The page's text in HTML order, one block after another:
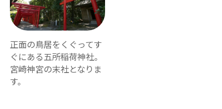
正面の鳥居をくぐってす
ぐにある五所稲荷神社。
宮崎神宮の末社となりま
す。